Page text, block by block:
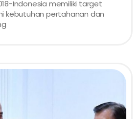
Indonesia memiliki target
kebutuhan pertahanan dan